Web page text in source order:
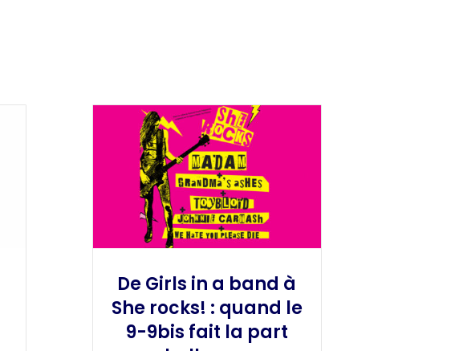
De Girls in a band à
She rocks! : quand le
9-9bis fait la part